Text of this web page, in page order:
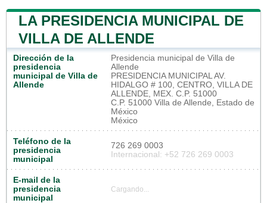
LA PRESIDENCIA MUNICIPAL DE
VILLA DE ALLENDE
Dirección de la
presidencia
municipal de Villa de
Allende
Presidencia municipal de Villa de
Allende
PRESIDENCIA MUNICIPAL AV.
HIDALGO # 100, CENTRO, VILLA DE
ALLENDE, MEX. C.P. 51000
C.P. 51000 Villa de Allende, Estado de
México
México
Teléfono de la
presidencia
municipal
726 269 0003
Internacional: +52 726 269 0003
E-mail de la
presidencia
municipal
Cargando...